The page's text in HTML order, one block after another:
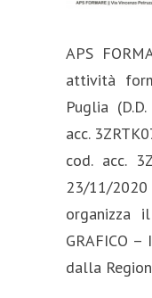
APS
attività
Puglia
acc.
cod. acc.
23/11/
organizza il
GRAFICO –
dalla